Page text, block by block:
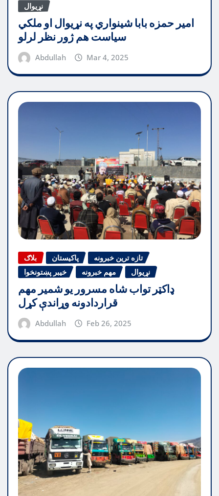
نړیوال
امیر حمزه بابا شینواري په نړیوال او ملکي
سیاست هم ژور نظر لرلو
Abdullah Mar 4, 2025
بلاګ پاکیستان
تازه ترین خبرونه
خیبر پښتونخوا
مهم خبرونه نړیوال
ډاکټر تواب شاه مسرور یو شمیر مهم
قراردادونه وړاندې کړل
Abdullah Feb 26, 2025